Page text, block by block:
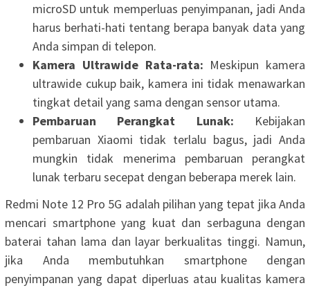
microSD untuk memperluas penyimpanan, jadi Anda
harus berhati-hati tentang berapa banyak data yang
Anda simpan di telepon.
Kamera Ultrawide Rata-rata: Meskipun kamera
ultrawide cukup baik, kamera ini tidak menawarkan
tingkat detail yang sama dengan sensor utama.
Pembaruan Perangkat Lunak: Kebijakan
pembaruan Xiaomi tidak terlalu bagus, jadi Anda
mungkin tidak menerima pembaruan perangkat
lunak terbaru secepat dengan beberapa merek lain.
Redmi Note 12 Pro 5G adalah pilihan yang tepat jika Anda
mencari smartphone yang kuat dan serbaguna dengan
baterai tahan lama dan layar berkualitas tinggi. Namun,
jika Anda membutuhkan smartphone dengan
penyimpanan yang dapat diperluas atau kualitas kamera